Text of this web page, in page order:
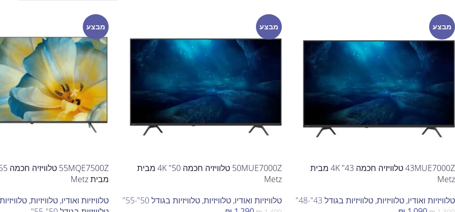
מבצע
43MUE7000Z טלוויזיה חכמה 43" 4K מבית
Metz
טלוויזיות ואודיו, טלוויזיות, טלוויזיות בגודל 43"-48"
מבצע
50MUE7000Z טלוויזיה חכמה 50" 4K מבית
Metz
טלוויזיות ואודיו, טלוויזיות, טלוויזיות בגודל 50"-55"
מבצע
מבית Metz
טלוויזיות ואודיו, טלוויזיות,